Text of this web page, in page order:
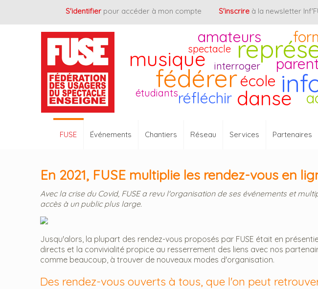
S'identifier pour accéder à mon compte S'inscrire à la newsletter
FUSE Événements Chantiers Réseau Services Partenaires
amateurs
interroger
spectacle
musique
fédérer
danse
réfléchir
étudiants
école
En 2021, FUSE multiplie les rendez-vous en
Avec la crise du Covid, FUSE a revu l'organisation de ses événements et
accès à un public plus large.
Jusqu'alors, la plupart des rendez-vous proposés par FUSE était en
directs et la convivialité propice au resserrement des liens avec nos
comme beaucoup, à trouver de nouveaux modes d'organisation.
Des rendez-vous ouverts à tous, que l'on peut